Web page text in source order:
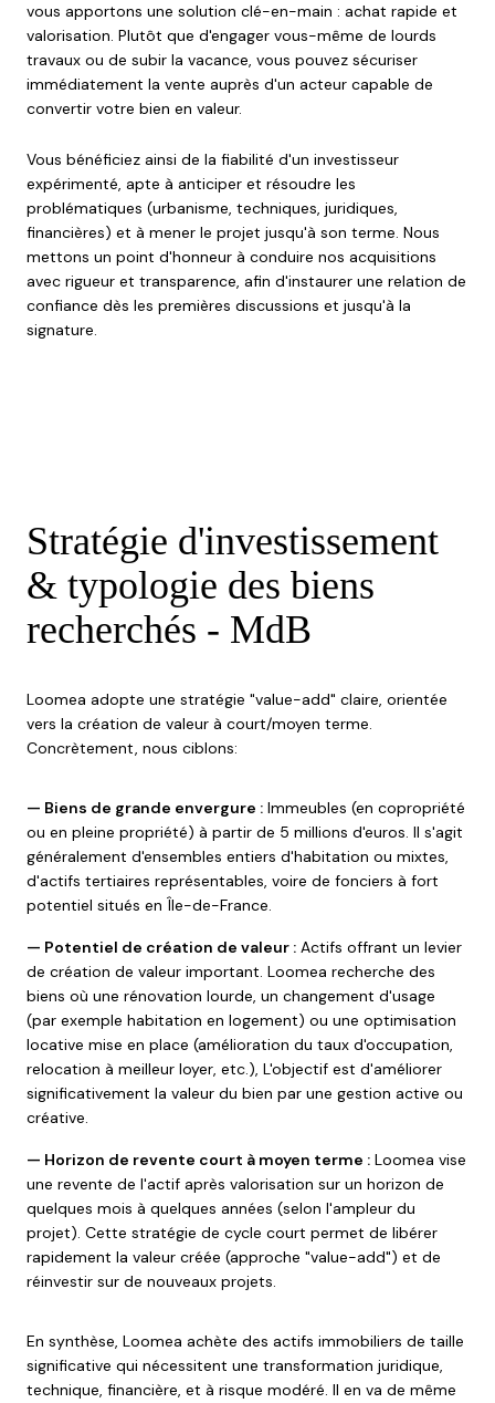
vous apportons une solution clé-en-main : achat rapide et
valorisation. Plutôt que d'engager vous-même de lourds
travaux ou de subir la vacance, vous pouvez sécuriser
immédiatement la vente auprès d'un acteur capable de
convertir votre bien en valeur.
Vous bénéficiez ainsi de la fiabilité d'un investisseur
expérimenté, apte à anticiper et résoudre les
problématiques (urbanisme, techniques, juridiques,
financières) et à mener le projet jusqu'à son terme. Nous
mettons un point d'honneur à conduire nos acquisitions
avec rigueur et transparence, afin d'instaurer une relation de
confiance dès les premières discussions et jusqu'à la
signature.
Stratégie d'investissement
& typologie des biens
recherchés - MdB
Loomea adopte une stratégie "value-add" claire, orientée
vers la création de valeur à court/moyen terme.
Concrètement, nous ciblons:
— Biens de grande envergure : Immeubles (en copropriété
ou en pleine propriété) à partir de 5 millions d'euros. Il s'agit
généralement d'ensembles entiers d'habitation ou mixtes,
d'actifs tertiaires représentables, voire de fonciers à fort
potentiel situés en Île-de-France.
— Potentiel de création de valeur : Actifs offrant un levier
de création de valeur important. Loomea recherche des
biens où une rénovation lourde, un changement d'usage
(par exemple habitation en logement) ou une optimisation
locative mise en place (amélioration du taux d'occupation,
relocation à meilleur loyer, etc.), L'objectif est d'améliorer
significativement la valeur du bien par une gestion active ou
créative.
— Horizon de revente court à moyen terme : Loomea vise
une revente de l'actif après valorisation sur un horizon de
quelques mois à quelques années (selon l'ampleur du
projet). Cette stratégie de cycle court permet de libérer
rapidement la valeur créée (approche "value-add") et de
réinvestir sur de nouveaux projets.
En synthèse, Loomea achète des actifs immobiliers de taille
significative qui nécessitent une transformation juridique,
technique, financière, et à risque modéré. Il en va de même